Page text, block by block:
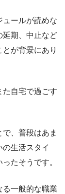
ュールが読めな
延期、中止など
が背景にあり
た自宅で過ごす
、普段はあま
生活スタイ
たそうです。
る一般的な職業